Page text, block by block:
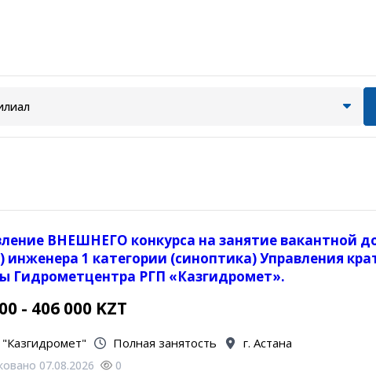
ВНЕШНЕГО конкурса на занятие вакантной
инженера 1 категории (синоптика) Управления
Гидрометцентра РГП «Казгидромет».
- 406 000 KZT
Полная занятость г. Астана
07.08.2026 0